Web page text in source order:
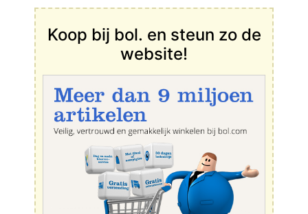
Koop bij bol. en steun zo de
website!